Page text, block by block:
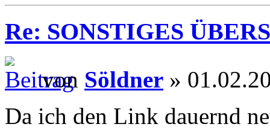
Re: SONSTIGES
von Söldner »
Da ich den Link dauernd